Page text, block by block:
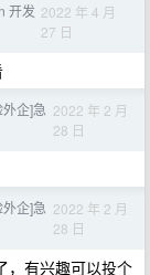
开发 2022 年 4 月
27 日
企]急 2022 年 2 月
28 日
企]急 2022 年 2 月
28 日
，有兴趣可以投个